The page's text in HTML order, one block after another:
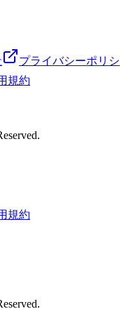
規約
プライバシーポリシ
規約